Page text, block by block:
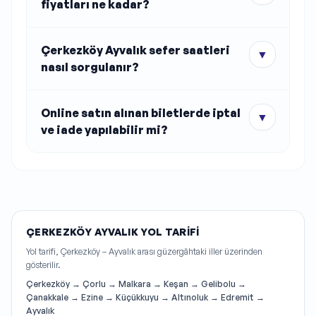
fiyatları ne kadar?
Çerkezköy Ayvalık sefer saatleri
nasıl sorgulanır?
▼
Online satın alınan biletlerde iptal
ve iade yapılabilir mi?
▼
ÇERKEZKÖY AYVALIK YOL TARIFI
Yol tarifi, Çerkezköy – Ayvalık arası güzergâhtaki iller üzerinden
gösterilir.
Çerkezköy → Çorlu → Malkara → Keşan → Gelibolu →
Çanakkale → Ezine → Küçükkuyu → Altınoluk → Edremit →
Ayvalık